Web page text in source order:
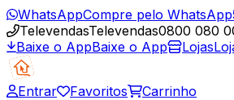
WhatsAppCompre pelo WhatsApp
TelevendasTelevendas0800 080
Baixe o AppBaixe o App Lojas
Entrar Favoritos Carrinho